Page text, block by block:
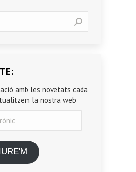
amb les novetats cada
la nostra web